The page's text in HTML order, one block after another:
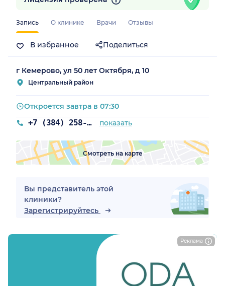
обл.)
Реклама
Запись О клинике Врачи Отзывы
В избранное Поделиться
г Кемерово, ул 50 лет Октября, д 10
Центральный район
+7 (384) 258-26-70 показать
Откроется завтра в 07:30
Смотреть на карте
Вы представитель этой
клиники?
Зарегистрируйтесь